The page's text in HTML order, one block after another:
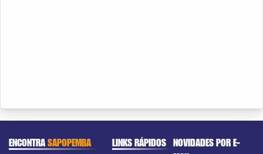
ENCONTRASAPOPEMBA LINKS RÁPIDOS NOVIDADES POR E-